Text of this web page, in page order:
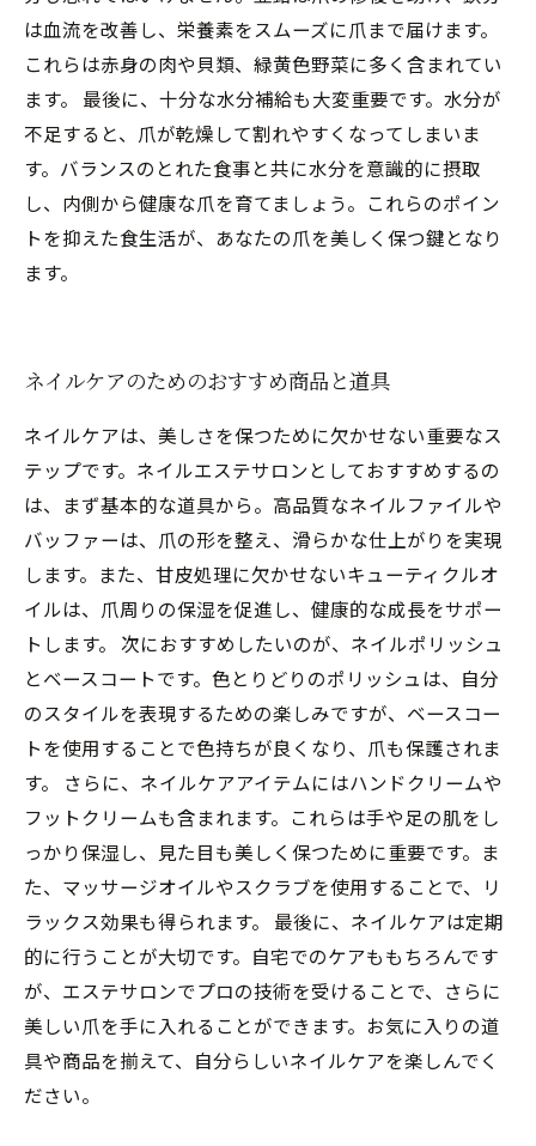
は血流を改善し、栄養素をスムーズに爪まで届けます。
これらは赤身の肉や貝類、緑黄色野菜に多く含まれてい
ます。 最後に、十分な水分補給も大変重要です。水分が
不足すると、爪が乾燥して割れやすくなってしまいま
す。バランスのとれた食事と共に水分を意識的に摂取
し、内側から健康な爪を育てましょう。これらのポイン
トを抑えた食生活が、あなたの爪を美しく保つ鍵となり
ます。
ネイルケアのためのおすすめ商品と道具
ネイルケアは、美しさを保つために欠かせない重要なス
テップです。ネイルエステサロンとしておすすめするの
は、まず基本的な道具から。高品質なネイルファイルや
バッファーは、爪の形を整え、滑らかな仕上がりを実現
します。また、甘皮処理に欠かせないキューティクルオ
イルは、爪周りの保湿を促進し、健康的な成長をサポー
トします。 次におすすめしたいのが、ネイルポリッシュ
とベースコートです。色とりどりのポリッシュは、自分
のスタイルを表現するための楽しみですが、ベースコー
トを使用することで色持ちが良くなり、爪も保護されま
す。 さらに、ネイルケアアイテムにはハンドクリームや
フットクリームも含まれます。これらは手や足の肌をし
っかり保湿し、見た目も美しく保つために重要です。ま
た、マッサージオイルやスクラブを使用することで、リ
ラックス効果も得られます。 最後に、ネイルケアは定期
的に行うことが大切です。自宅でのケアももちろんです
が、エステサロンでプロの技術を受けることで、さらに
美しい爪を手に入れることができます。お気に入りの道
具や商品を揃えて、自分らしいネイルケアを楽しんでく
ださい。